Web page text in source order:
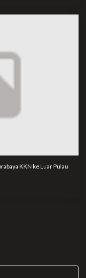
KKN ke Luar Pulau